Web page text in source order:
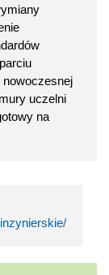
uczelni
na